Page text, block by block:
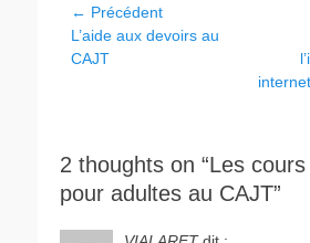
Navigation
de
l’article
← Précédent
Article
précédent :
L’aide aux devoirs au
CAJT
suivant :
2 thoughts on “Les
pour adultes au CAJT”